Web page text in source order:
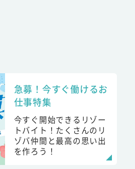
急募！今すぐ働けるお
仕事特集
今すぐ開始できるリゾー
トバイト！たくさんのリ
ゾバ仲間と最高の思い出
を作ろう！